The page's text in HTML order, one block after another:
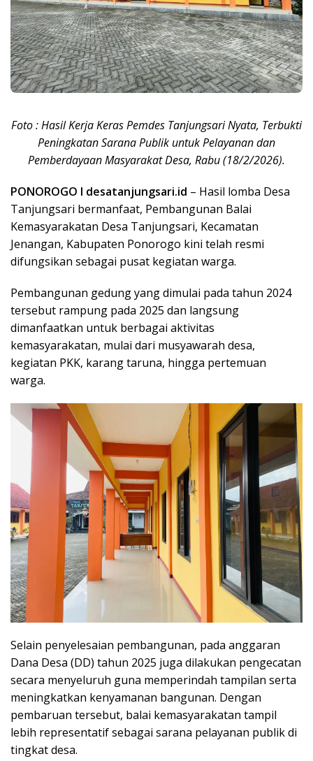
Foto : Hasil Kerja Keras Pemdes Tanjungsari Nyata, Terbukti
Peningkatan Sarana Publik untuk Pelayanan dan
Pemberdayaan Masyarakat Desa, Rabu (18/2/2026).
PONOROGO I desatanjungsari.id – Hasil lomba Desa
Tanjungsari bermanfaat, Pembangunan Balai
Kemasyarakatan Desa Tanjungsari, Kecamatan
Jenangan, Kabupaten Ponorogo kini telah resmi
difungsikan sebagai pusat kegiatan warga.
Pembangunan gedung yang dimulai pada tahun 2024
tersebut rampung pada 2025 dan langsung
dimanfaatkan untuk berbagai aktivitas
kemasyarakatan, mulai dari musyawarah desa,
kegiatan PKK, karang taruna, hingga pertemuan
warga.
Selain penyelesaian pembangunan, pada anggaran
Dana Desa (DD) tahun 2025 juga dilakukan pengecatan
secara menyeluruh guna memperindah tampilan serta
meningkatkan kenyamanan bangunan. Dengan
pembaruan tersebut, balai kemasyarakatan tampil
lebih representatif sebagai sarana pelayanan publik di
tingkat desa.